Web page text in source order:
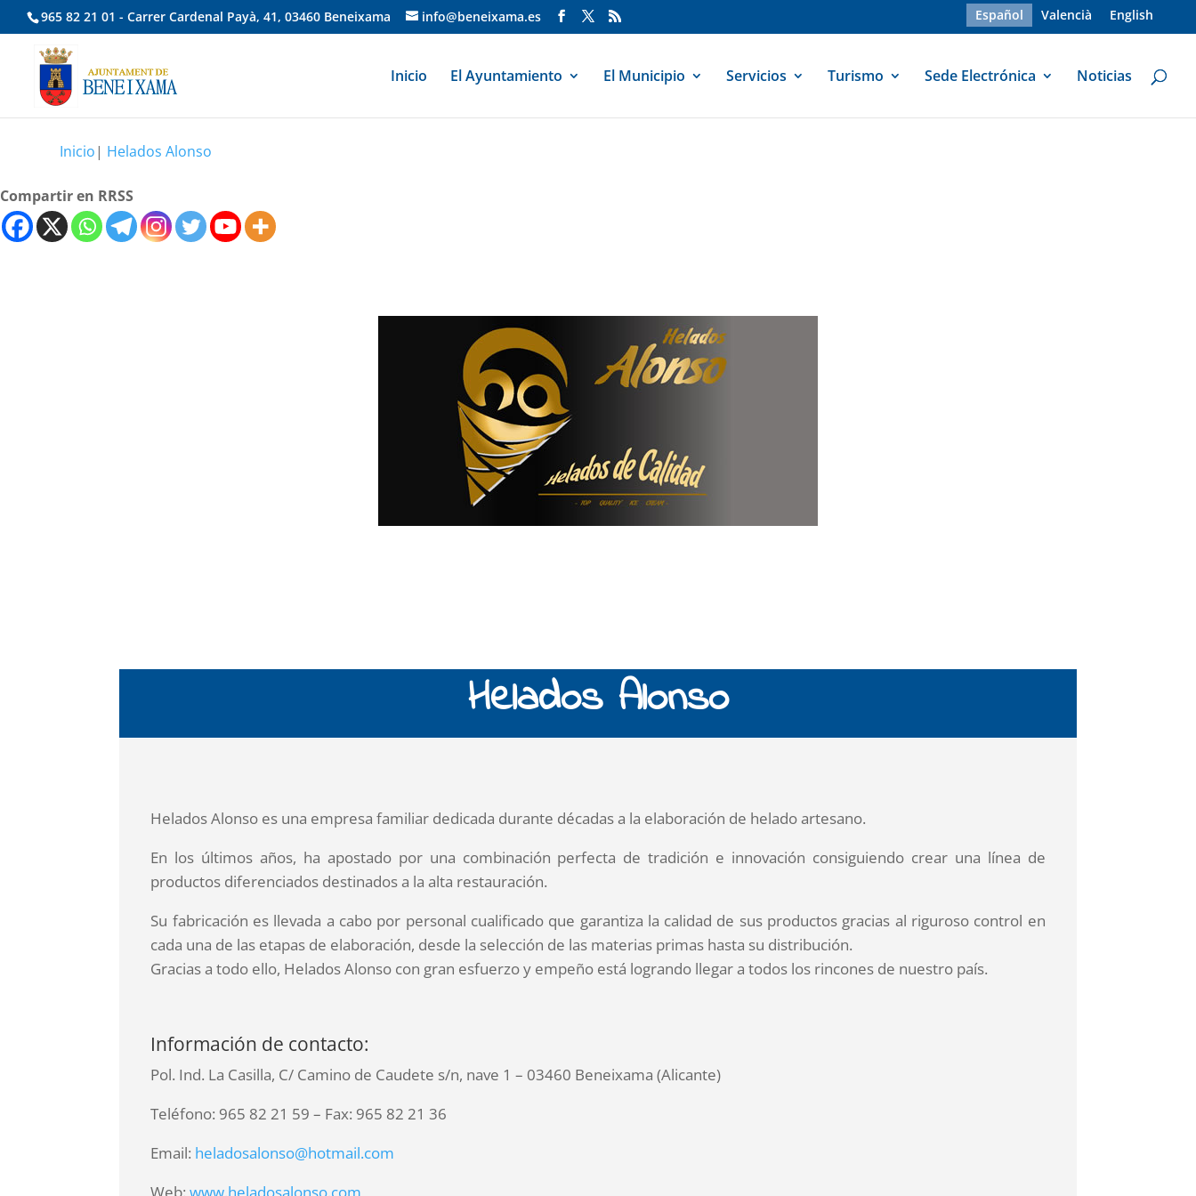
965 82 21 01 - Carrer Cardenal Payà, 41, 03460 Beneixama info@beneixama.es Español Valencià English
Inicio El Ayuntamiento El Municipio Servicios Turismo Sede Electrónica Noticias
Inicio| Helados Alonso
Compartir en RRSS
Helados Alonso
Helados Alonso es una empresa familiar dedicada durante décadas a la elaboración de helado artesano.
En los últimos años, ha apostado por una combinación perfecta de tradición e innovación consiguiendo crear una línea de
productos diferenciados destinados a la alta restauración.
Su fabricación es llevada a cabo por personal cualificado que garantiza la calidad de sus productos gracias al riguroso control en
cada una de las etapas de elaboración, desde la selección de las materias primas hasta su distribución.
Gracias a todo ello, Helados Alonso con gran esfuerzo y empeño está logrando llegar a todos los rincones de nuestro país.
Información de contacto:
Pol. Ind. La Casilla, C/ Camino de Caudete s/n, nave 1 – 03460 Beneixama (Alicante)
Teléfono: 965 82 21 59 – Fax: 965 82 21 36
Email: heladosalonso@hotmail.com